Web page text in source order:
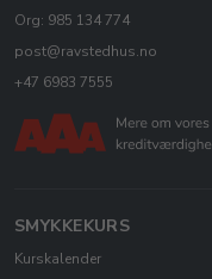
Org: 985 134 774
post@ravstedhus.no
+47 6983 7555
SMYKKEKURS
Kurskalender